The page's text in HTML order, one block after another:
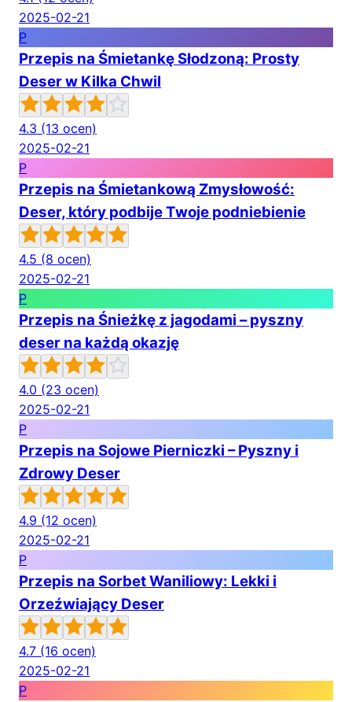
2025-02-21
P
Przepis na Śmietankę Słodzoną: Prosty
Deser w Kilka Chwil
4.3 (13 ocen)
2025-02-21
P
Przepis na Śmietankową Zmysłowość:
Deser, który podbije Twoje podniebienie
4.5 (8 ocen)
2025-02-21
P
Przepis na Śnieżkę z jagodami – pyszny
deser na każdą okazję
4.0 (23 ocen)
2025-02-21
P
Przepis na Sojowe Pierniczki – Pyszny i
Zdrowy Deser
4.9 (12 ocen)
2025-02-21
P
Przepis na Sorbet Waniliowy: Lekki i
Orzeźwiający Deser
4.7 (16 ocen)
2025-02-21
P